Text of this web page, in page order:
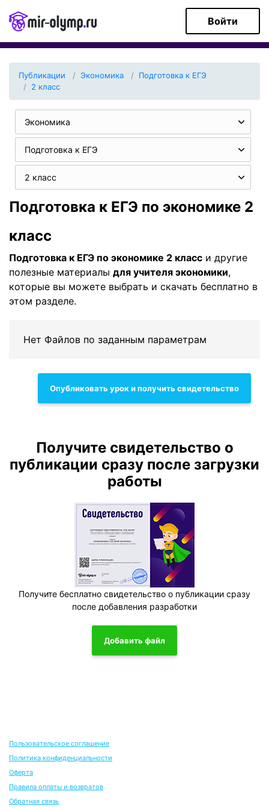
Войти
Публикации Экономика
Подготовка к ЕГЭ
2 класс
Экономика
Подготовка к ЕГЭ
2 класс
Подготовка к ЕГЭ по экономике 2
класс
Подготовка к ЕГЭ по экономике 2 класс и другие
полезные материалы для учителя экономики,
которые вы можете выбрать и скачать бесплатно в
этом разделе.
Нет Файлов по заданным параметрам
Опубликовать урок и получить свидетельство
Получите свидетельство о
публикации сразу после загрузки
работы
Получите бесплатно свидетельство о публикации сразу
после добавления разработки
Добавить файл
Пользовательское соглашение
Политика конфиденциальности
Оферта
Правила оплаты и возвратов
Обратная связь